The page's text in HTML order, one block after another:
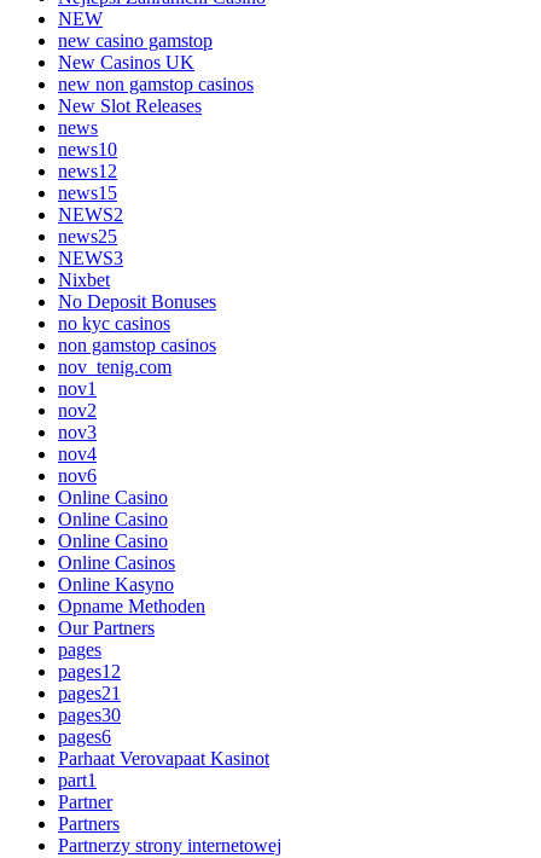
NEW
new casino gamstop
New Casinos UK
new non gamstop casinos
New Slot Releases
news
news10
news12
news15
NEWS2
news25
NEWS3
Nixbet
No Deposit Bonuses
no kyc casinos
non gamstop casinos
nov_tenig.com
nov1
nov2
nov3
nov4
nov6
Online Casino
Online Casino
Online Casino
Online Casinos
Online Kasyno
Opname Methoden
Our Partners
pages
pages12
pages21
pages30
pages6
Parhaat Verovapaat Kasinot
part1
Partner
Partners
Partnerzy strony internetowej